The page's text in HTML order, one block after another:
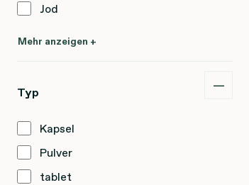
Jod
Mehr anzeigen +
Typ
Kapsel
Pulver
tablet